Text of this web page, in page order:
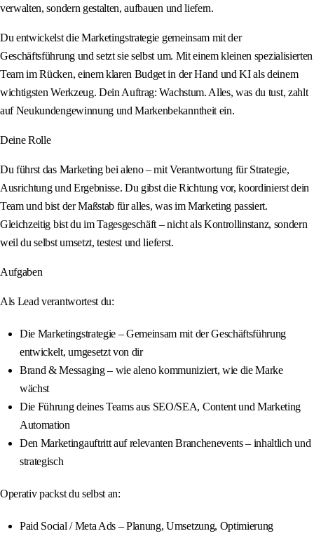
verwalten, sondern gestalten, aufbauen und liefern.
Du entwickelst die Marketingstrategie gemeinsam mit der
Geschäftsführung und setzt sie selbst um. Mit einem kleinen spezialisierten
Team im Rücken, einem klaren Budget in der Hand und KI als deinem
wichtigsten Werkzeug. Dein Auftrag: Wachstum. Alles, was du tust, zahlt
auf Neukundengewinnung und Markenbekanntheit ein.
Deine Rolle
Du führst das Marketing bei aleno – mit Verantwortung für Strategie,
Ausrichtung und Ergebnisse. Du gibst die Richtung vor, koordinierst dein
Team und bist der Maßstab für alles, was im Marketing passiert.
Gleichzeitig bist du im Tagesgeschäft – nicht als Kontrollinstanz, sondern
weil du selbst umsetzt, testest und lieferst.
Aufgaben
Als Lead verantwortest du:
Die Marketingstrategie – Gemeinsam mit der Geschäftsführung
entwickelt, umgesetzt von dir
Brand & Messaging – wie aleno kommuniziert, wie die Marke
wächst
Die Führung deines Teams aus SEO/SEA, Content und Marketing
Automation
Den Marketingauftritt auf relevanten Branchenevents – inhaltlich und
strategisch
Operativ packst du selbst an:
Paid Social / Meta Ads – Planung, Umsetzung, Optimierung